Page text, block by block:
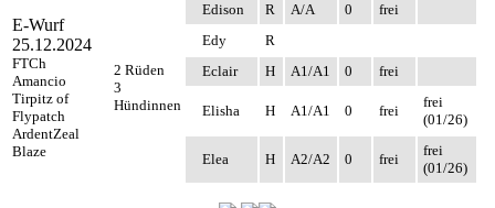
E-Wurf
25.12.2024
FTCh
Amancio
Tirpitz of
Flypatch
ArdentZeal
Blaze
2 Rüden
3
Hündinnen
Edison R A/A 0
frei
Edy
R
Eclair
H A1/A1 0 frei
Elisha H A1/A1 0 frei
frei
(01/26)
Elea H A2/A2 0 frei
frei
(01/26)